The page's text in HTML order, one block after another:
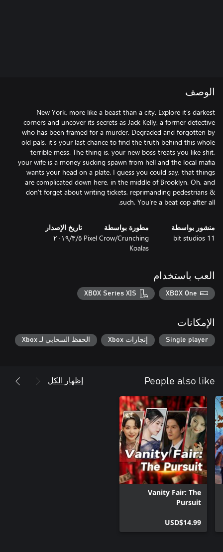
الوصف
New York, more like a beast than a city. Explore it’s darkest
corners and uncover its secrets as Jack Kelly, a former detective
who has been framed for a murder. Degraded and forgotten by
old pals, it’s your last chance to find the truth behind this whole
terrible mess. The thing is, your new boss treats you like shit,
your wife is a money sucking spawn from hell and the local mafia
wants your head on a plate. I guess you could say, that things
are complicated down here, in the middle of Brooklyn. Oh, and
don't forget about writing tickets, reprimanding pedestrians &
such. You're a beat cop after all.
منشور بواسطة
11 bit studios
مطورة بواسطة
Pixel Crow/Crunching
Koalas
تاريخ الإصدار
٥‏/٣‏/٢٠١٩
العب باستخدام
XBOX One
XBOX Series X|S
الإمكانات
Single player إنجازات Xbox الحفظ السحابي لـ Xbox
People also like إظهار الكل
Vanity Fair: The
Pursuit
USD$14.99